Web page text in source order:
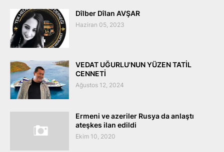
Dîlber Dîlan AVŞAR
Haziran 05, 2023
VEDAT UĞURLU'NUN YÜZEN TATİL
CENNETİ
Ağustos 12, 2024
Ermeni ve azeriler Rusya da anlaştı
ateşkes ilan edildi
Ekim 10, 2020